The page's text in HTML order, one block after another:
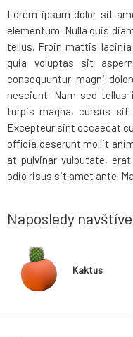
Lorem ipsum dolor sit
elementum. Nulla quis
tellus. Proin mattis
quia voluptas sit
consequuntur magni
nesciunt. Nam sed tellus
turpis magna, cursus
Excepteur sint occaecat
officia deserunt mollit
at pulvinar vulputate,
odio risus sit amet ante.
Naposledy
Kaktus